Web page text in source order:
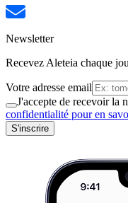
Newsletter
Recevez Aleteia chaque
Votre adresse email
J'accepte de recevoir la
confidentialité pour en
S'inscrire